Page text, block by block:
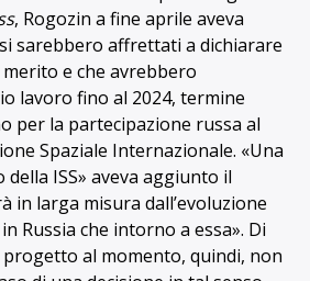
, Rogozin a fine aprile aveva
sarebbero affrettati a dichiarare
e che avrebbero
lavoro fino al 2024, termine
per la partecipazione russa al
Spaziale Internazionale. «Una
ISS» aveva aggiunto il
in larga misura dall’evoluzione
Russia che intorno a essa». Di
al momento, quindi, non